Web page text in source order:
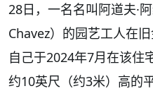
28日，一名名叫阿道夫·
Chavez）的园艺工人在
自己于2024年7月在该住
约10英尺（约3米）高的